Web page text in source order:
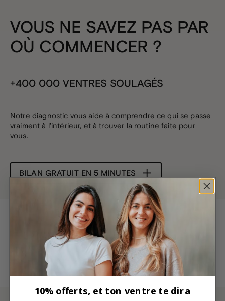
VOUS NE SAVEZ PAS PAR
OÙ COMMENCER ?
+400 000 VENTRES SOULAGÉS
Notre diagnostic vous aide à comprendre ce qui se passe
vraiment à l'intérieur, et à trouver la routine faite pour
vous.
BILAN GRATUIT EN 5 MINUTES
10% offerts, et ton ventre te dira